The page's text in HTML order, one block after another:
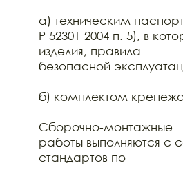
а) техническим
Р 52301-2004 п. 5), в
изделия, правила
безопасной
б) комплектом
Сборочно-монтажные
работы выполняются с
стандартов по